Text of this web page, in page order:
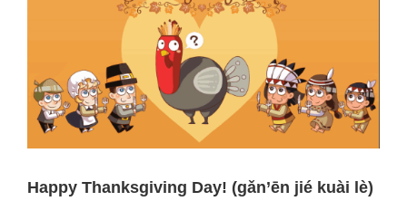
Happy Thanksgiving Day! (gǎn’ēn jié kuài lè)